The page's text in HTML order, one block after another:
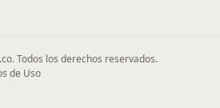
Todos los derechos reservados.
de Uso